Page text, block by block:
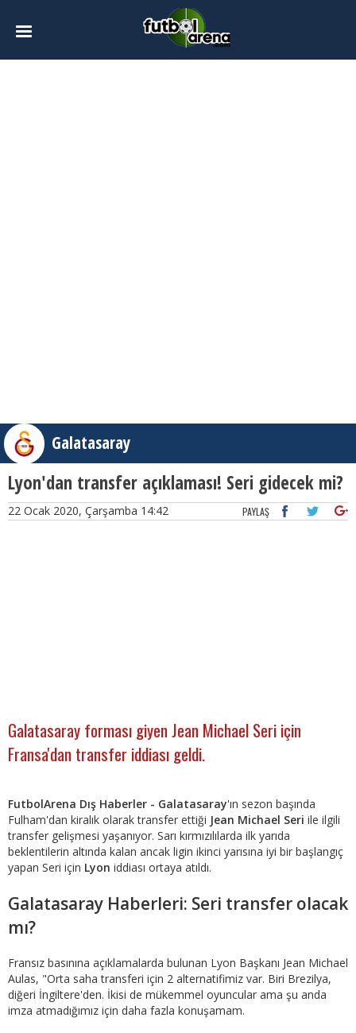
Galatasaray
Lyon'dan transfer açıklaması! Seri gidecek mi?
22 Ocak 2020, Çarşamba 14:42 PAYLAŞ
Galatasaray forması giyen Jean Michael Seri için
Fransa'dan transfer iddiası geldi.
FutbolArena Dış Haberler - Galatasaray'ın sezon başında
Fulham'dan kiralık olarak transfer ettiği Jean Michael Seri ile ilgili
transfer gelişmesi yaşanıyor. Sarı kırmızılılarda ilk yarıda
beklentilerin altında kalan ancak ligin ikinci yarısına iyi bir başlangıç
yapan Seri için Lyon iddiası ortaya atıldı.
Galatasaray Haberleri: Seri transfer olacak
mı?
Fransız basınına açıklamalarda bulunan Lyon Başkanı Jean Michael
Aulas, "Orta saha transferi için 2 alternatifimiz var. Biri Brezilya,
diğeri İngiltere'den. İkisi de mükemmel oyuncular ama şu anda
imza atmadığımız için daha fazla konuşamam.